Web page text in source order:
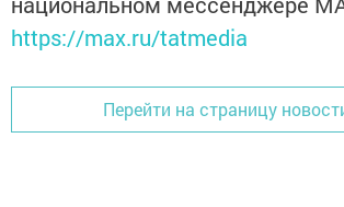
https://max.ru/tatmedia
Перейти на страницу